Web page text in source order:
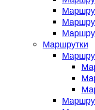
Маршрутки